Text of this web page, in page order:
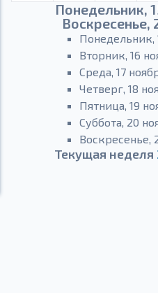
Понедельник,
Воскресенье,
Понедельник,
Вторник, 16
Среда, 17
Четверг, 18
Пятница, 19
Суббота, 20
Воскресенье,
Текущая неделя